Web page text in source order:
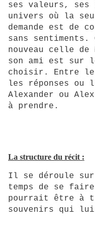
ses valeurs, ses
univers où la
demande est de
sans sentiments.
nouveau celle de
son ami est
choisir. Entre le
les réponses ou
Alexander ou
à prendre.
La structure du récit :
Il se déroule
temps de se
pourrait être à
souvenirs qui